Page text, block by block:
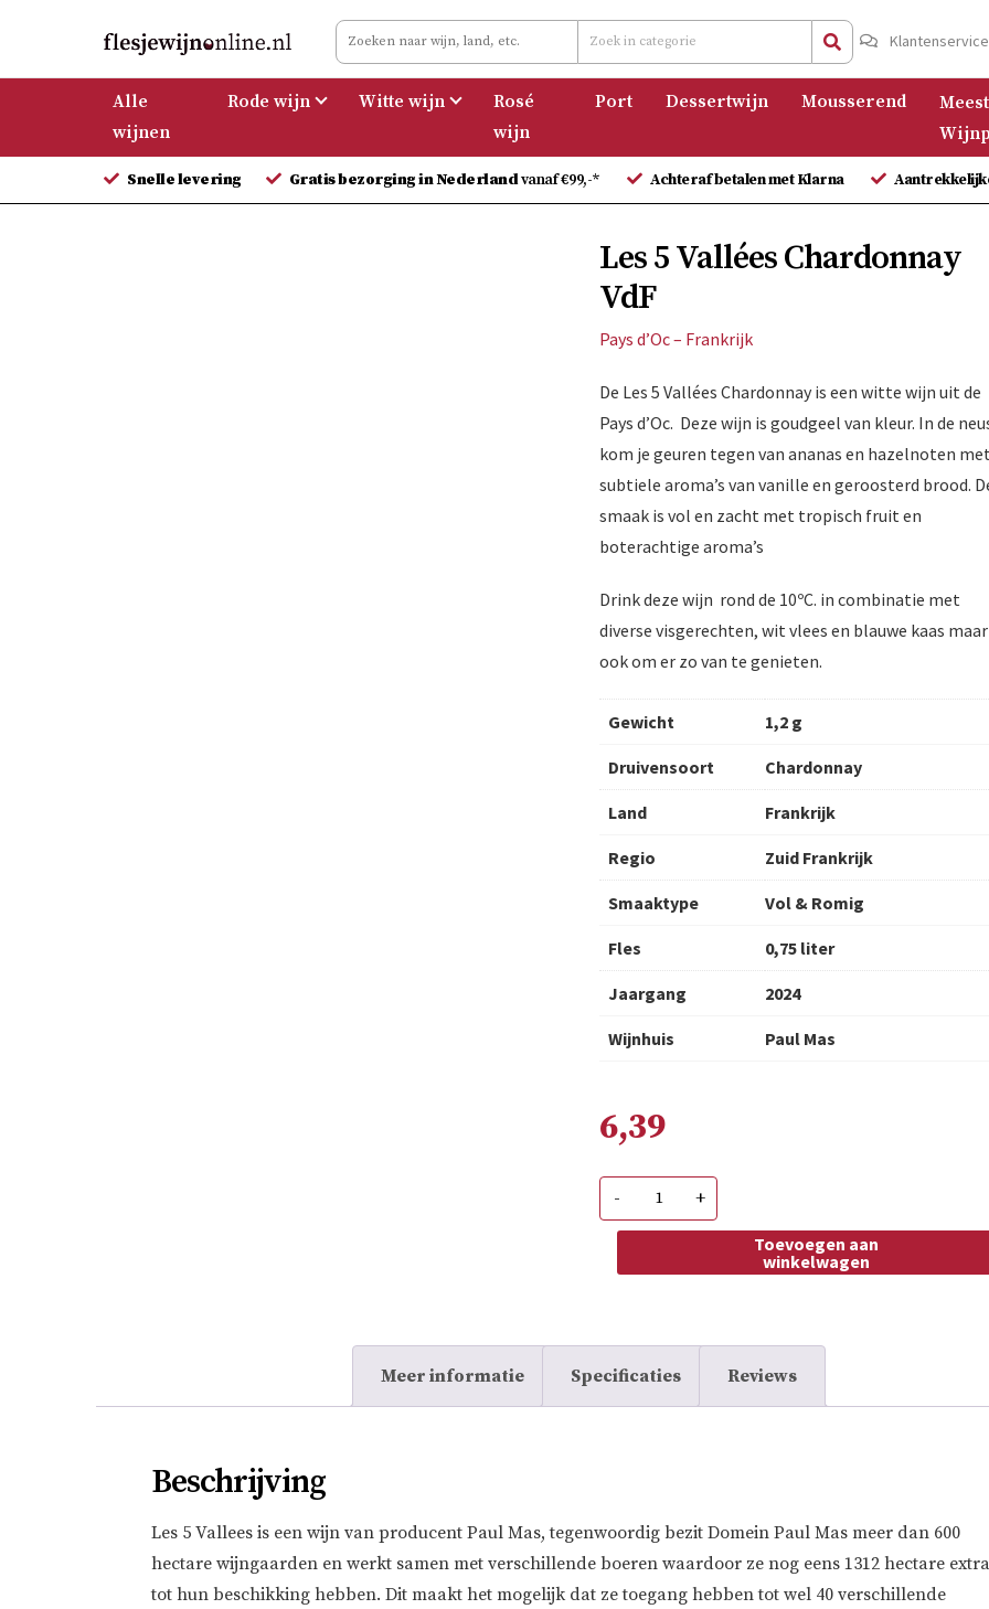
de
Klantenservice
Alle
wijnen
Rode wijn Witte wijn
Rosé
wijn
Port Dessertwijn Mousserend
Snelle levering Gratis bezorging in Nederlandvanaf €99,-* Achteraf betalen met Klarna
Les 5 Vallées Chardonnay
VdF
Pays d’Oc – Frankrijk
De Les 5 Vallées Chardonnay is een witte wijn uit de
Pays d’Oc. Deze wijn is goudgeel van kleur. In de
kom je geuren tegen van ananas en hazelnoten met
subtiele aroma’s van vanille en geroosterd brood.
smaak is vol en zacht met tropisch fruit en
boterachtige aroma’s
Drink deze wijn rond de 10ºC. in combinatie met
diverse visgerechten, wit vlees en blauwe kaas maar
ook om er zo van te genieten.
Gewicht 1,2 g
Druivensoort Chardonnay
Land Frankrijk
Regio Zuid Frankrijk
Smaaktype Vol & Romig
Fles 0,75 liter
Jaargang 2024
Wijnhuis Paul Mas
6,39
-
Les
Vallées
Chardonnay
aantal
+
Toevoegen aan
winkelwagen
Meer informatie Specificaties Reviews
Beschrijving
Les 5 Vallees is een wijn van producent Paul Mas, tegenwoordig bezit Domein Paul Mas meer dan 600
hectare wijngaarden en werkt samen met verschillende boeren waardoor ze nog eens 1312 hectare extra
tot hun beschikking hebben. Dit maakt het mogelijk dat ze toegang hebben tot wel 40 verschillende